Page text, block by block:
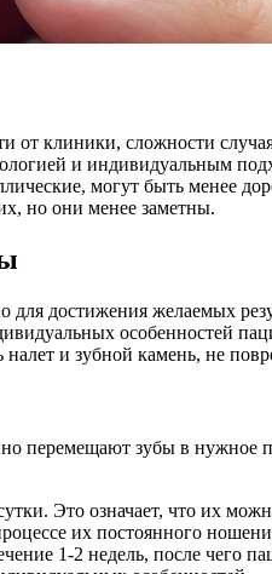
от клиники, сложности
и индивидуальным
могут быть менее
но они менее заметны.
достижения желаемых
особенностей
налет и зубной камень, не
перемещают зубы в нужное
Это означает, что их
их постоянного
1-2 недель, после чего